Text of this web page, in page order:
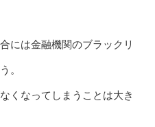
には金融機関のブラックリ
。
くなってしまうことは大き